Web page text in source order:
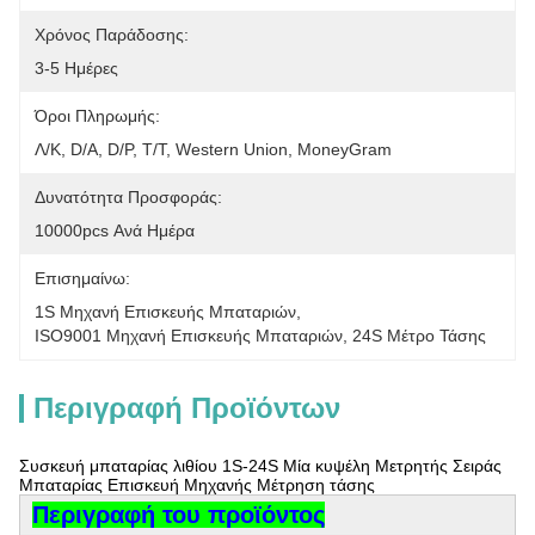
Χρόνος Παράδοσης:
3-5 Ημέρες
Όροι Πληρωμής:
Λ/Κ, D/A, D/P, T/T, Western Union, MoneyGram
Δυνατότητα Προσφοράς:
10000pcs Ανά Ημέρα
Επισημαίνω:
1S Μηχανή Επισκευής Μπαταριών
ISO9001 Μηχανή Επισκευής Μπαταριών 24S Μέτρο Τάσης
Περιγραφή Προϊόντων
Συσκευή μπαταρίας λιθίου 1S-24S Μία κυψέλη Μετρητής Σειράς
Μπαταρίας Επισκευή Μηχανής Μέτρηση τάσης
Περιγραφή του προϊόντος